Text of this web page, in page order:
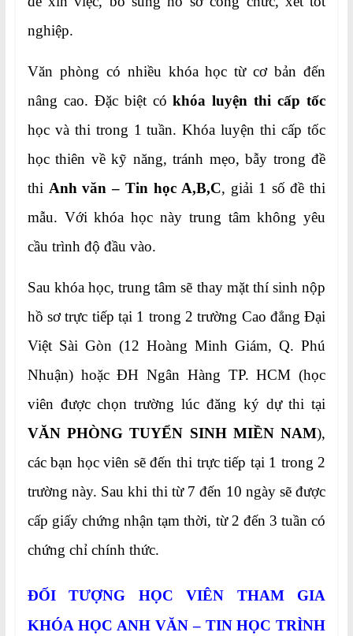
nghiệp.
Văn phòng có nhiều khóa học từ cơ bản đến
nâng cao. Đặc biệt cókhóa luyện thi cấp tốc
học và thi trong 1 tuần. Khóa luyện thi cấp tốc
học thiên về kỹ năng, tránh mẹo, bẫy trong đề
thi Anh văn – Tin học A,B,C, giải 1 số đề thi
mẫu. Với khóa học này trung tâm không yêu
cầu trình độ đầu vào.
Sau khóa học, trung tâm sẽ thay mặt thí sinh nộp
hồ sơ trực tiếp tại 1 trong 2 trường Cao đẳng Đại
Việt Sài Gòn (12 Hoàng Minh Giám, Q. Phú
Nhuận) hoặc ĐH Ngân Hàng TP. HCM (học
viên được chọn trường lúc đăng ký dự thi tại
VĂN PHÒNG TUYỂN SINH MIỀN NAM),
các bạn học viên sẽ đến thi trực tiếp tại 1 trong 2
trường này. Sau khi thi từ 7 đến 10 ngày sẽ được
cấp giấy chứng nhận tạm thời, từ 2 đến 3 tuần có
chứng chỉ chính thức.
ĐỐI TƯỢNG HỌC VIÊN THAM GIA
KHÓA HỌCANH VĂN – TIN HỌC TRÌNH